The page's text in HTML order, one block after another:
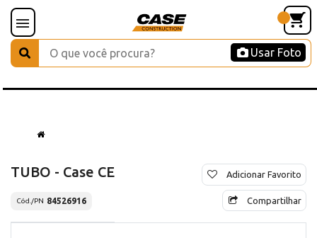
Usar Foto
TUBO - Case CE
Cód./PN 84526916
Adicionar Favorito
Compartilhar